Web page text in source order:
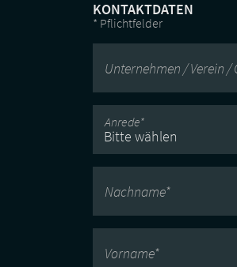
KONTAKTDATEN
* Pflichtfelder
Unternehmen / Verein /
Anrede*
Bitte wählen
Nachname*
Vorname*